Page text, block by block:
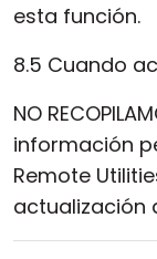
esta función.
8.5 Cuando
NO
información
Remote
actualización